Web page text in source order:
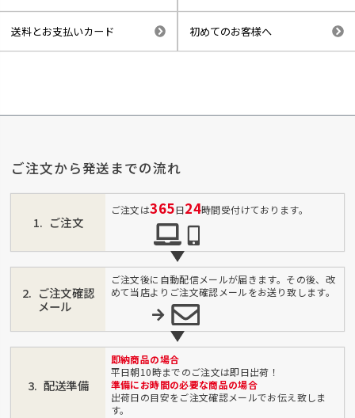
送料とお支払いカード 初めてのお客様へ
ご注文から発送までの流れ
ご注文
ご注文は365日24時間受付けております。
ご注文確認
メール
ご注文後に自動配信メールが届きます。その後、改
めて当店よりご注文確認メールをお送り致します。
配送準備
即納商品の場合
平日朝10時までのご注文は即日出荷！
準備にお時間の必要な商品の場合
出荷日の目安をご注文確認メールでお伝え致しま
す。